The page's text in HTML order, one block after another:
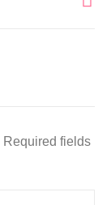
Required fields